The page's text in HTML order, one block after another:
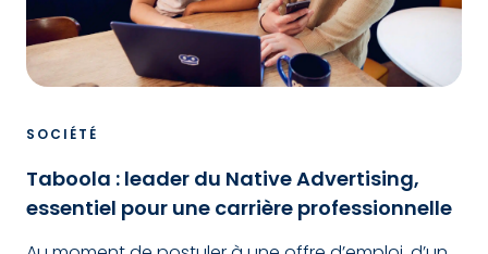
SOCIÉTÉ
Taboola : leader du Native Advertising,
essentiel pour une carrière professionnelle